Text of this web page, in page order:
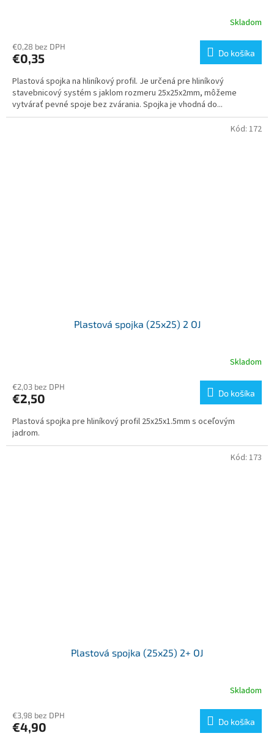
Skladom
€0,28 bez DPH
€0,35 Do košíka
Plastová spojka na hliníkový profil. Je určená pre hliníkový
stavebnicový systém s jaklom rozmeru 25x25x2mm, môžeme
vytvárať pevné spoje bez zvárania. Spojka je vhodná do...
Plastová spojka (25x25) 2 OJ
Skladom
€2,03 bez DPH
€2,50 Do košíka
Plastová spojka pre hliníkový profil 25x25x1.5mm s oceľovým
jadrom.
Kód: 172
Plastová spojka (25x25) 2+ OJ
Skladom
€3,98 bez DPH
€4,90 Do košíka
Kód: 173